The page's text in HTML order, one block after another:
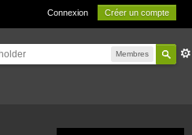
Connexion Créer un compte
Membres